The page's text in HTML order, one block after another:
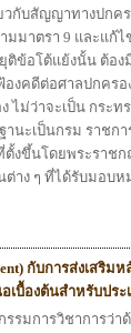
วกับสัญญาทางปกค
มมาตรา 9 และแก้ไ
ยุติข้อโต้แย้งนั้น ต้อง
องคดีต่อศาลปกครอ
งไม่ว่าจะเป็น กระท
านะเป็นกรม ราชก
ตั้งขึ้นโดยพระราชก
ต่าง ๆ ที่ได้รับมอบห
กับการส่งเสริม
อเบื้องต้นสำหรับประ
รรมการวิชาการว่า